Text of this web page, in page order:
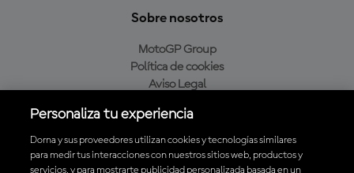
Sobre nosotros
MotoGP Group
Política de cookies
Aviso Legal
Política de compra
Personaliza tu experiencia
Dorna y sus proveedores utilizan cookies y tecnologías similares
para medir tus interacciones con nuestros sitios web, productos y
servicios, y para mostrarte publicidad personalizada basada en un